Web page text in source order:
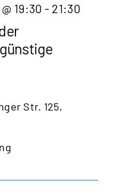
19:30 - 21:30
Str. 125,